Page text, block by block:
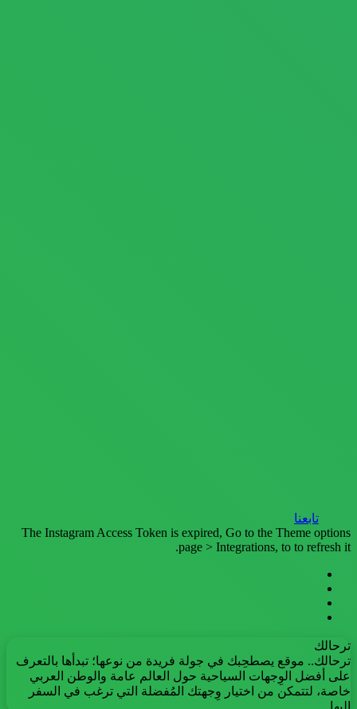
تابعنا
The Instagram Access Token is expired, Go to the Theme options
page > Integrations, to to refresh it.
ترحالك
ترحالك.. موقع يصطحِبك في جولة فريدة من نوعها؛ تبدأها بالتعرف
على أفضل الوِجهات السياحية حول العالم عامة والوطن العربي
خاصة، لتتمكن من اختيار وِجهتك المُفضلة التي ترغب في السفر